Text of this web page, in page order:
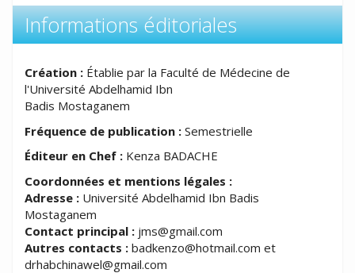
Informations éditoriales
Création : Établie par la Faculté de Médecine de
l'Université Abdelhamid Ibn
Badis Mostaganem
Fréquence de publication : Semestrielle
Éditeur en Chef : Kenza BADACHE
Coordonnées et mentions légales :
Adresse : Université Abdelhamid Ibn Badis
Mostaganem
Contact principal : jms@gmail.com
Autres contacts : badkenzo@hotmail.com et
drhabchinawel@gmail.com